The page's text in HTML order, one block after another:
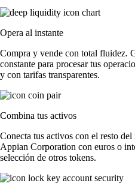
Opera al instante
Compra y vende con total fluidez.
constante para procesar tus
y con tarifas transparentes.
Combina tus activos
Conecta tus activos con el resto
Appian Corporation con euros o
selección de otros tokens.